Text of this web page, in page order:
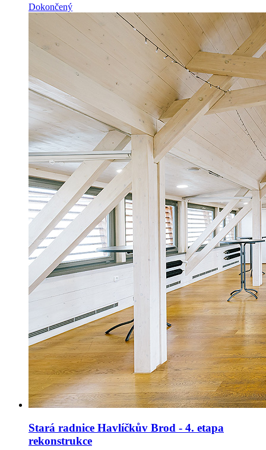
Dokončený
Stará radnice Havlíčkův Brod - 4. etapa
rekonstrukce